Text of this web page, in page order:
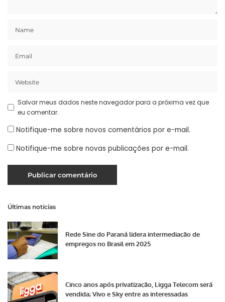
Salvar meus dados neste navegador para a próxima vez que
eu comentar.
Notifique-me sobre novos comentários por e-mail.
Notifique-me sobre novas publicações por e-mail.
Últimas notícias
Rede Sine do Paraná lidera intermediação de
empregos no Brasil em 2025
Cinco anos após privatização, Ligga Telecom será
vendida; Vivo e Sky entre as interessadas